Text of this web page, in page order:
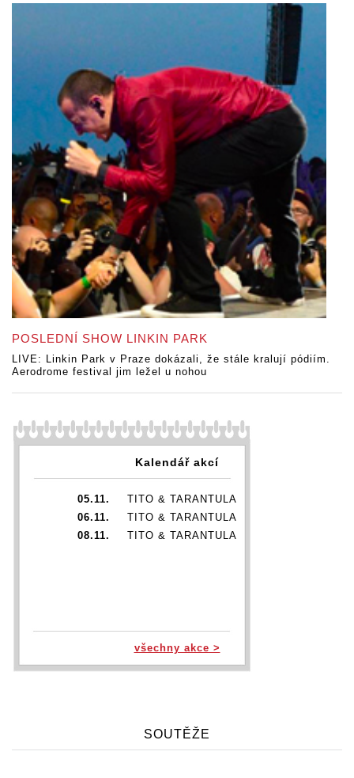
POSLEDNÍ SHOW LINKIN PARK
LIVE: Linkin Park v Praze dokázali, že stále kralují pódiím.
Aerodrome festival jim ležel u nohou
Kalendář akcí
05.11.
TITO & TARANTULA
06.11.
TITO & TARANTULA
08.11.
TITO & TARANTULA
všechny akce >
SOUTĚŽE